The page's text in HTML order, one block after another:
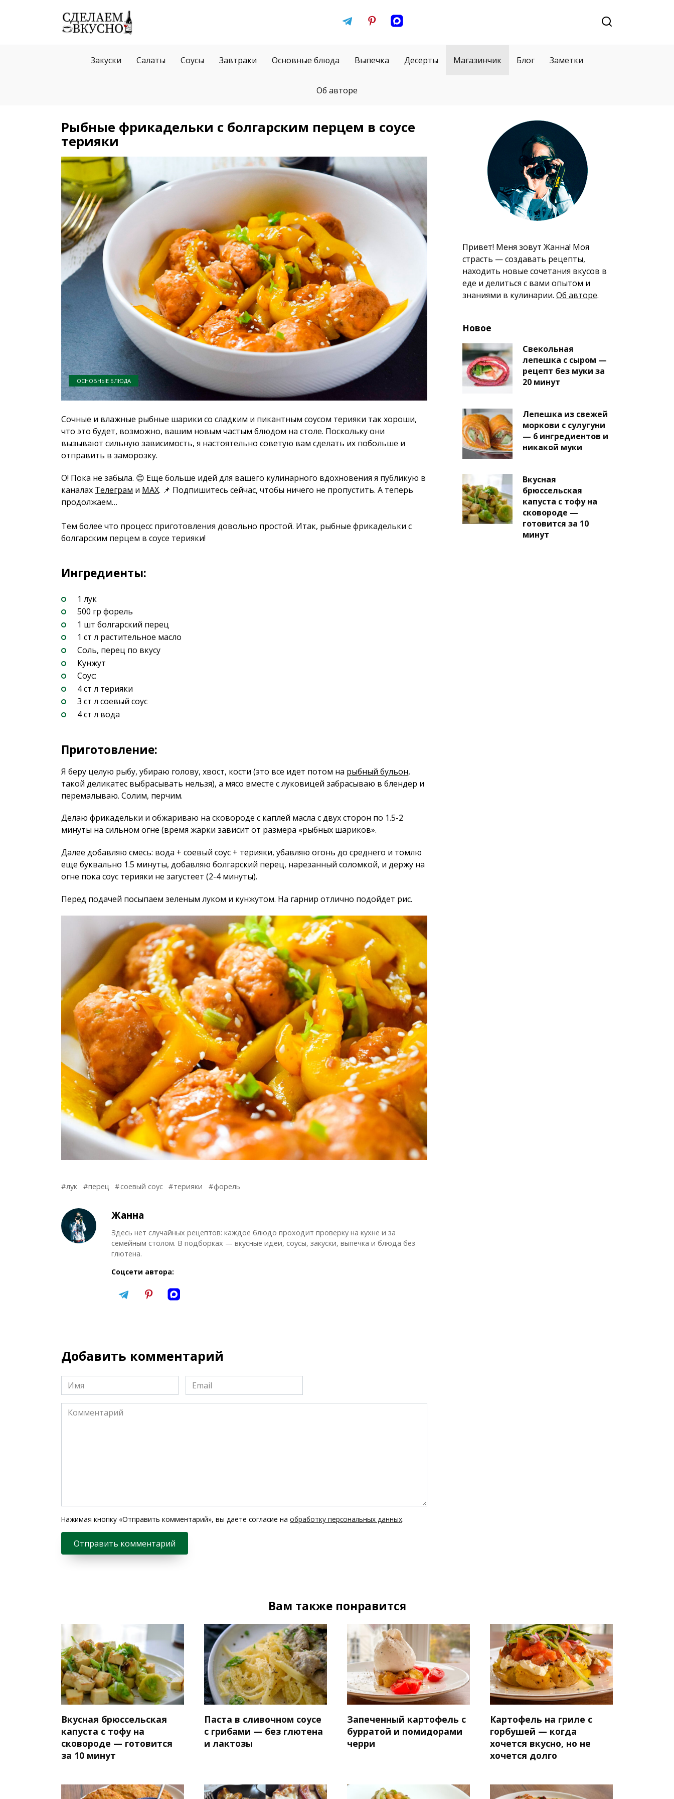
Закуски Салаты Соусы Завтраки Основные блюда Выпечка Десерты Магазинчик Блог Заметки
Об авторе
Рыбные фрикадельки с болгарским перцем в соусе
терияки
ОСНОВНЫЕ БЛЮДА
Сочные и влажные рыбные шарики со сладким и пикантным соусом терияки так хороши,
что это будет, возможно, вашим новым частым блюдом на столе. Поскольку они
вызывают сильную зависимость, я настоятельно советую вам сделать их побольше и
отправить в заморозку.
О! Пока не забыла. 😊 Еще больше идей для вашего кулинарного вдохновения я публикую в
каналах Телеграм и MAX. 📌 Подпишитесь сейчас, чтобы ничего не пропустить. А теперь
продолжаем…
Тем более что процесс приготовления довольно простой. Итак, рыбные фрикадельки с
болгарским перцем в соусе терияки!
Ингредиенты:
1 лук
500 гр форель
1 шт болгарский перец
1 ст л растительное масло
Соль, перец по вкусу
Кунжут
Соус:
4 ст л терияки
3 ст л соевый соус
4 ст л вода
Приготовление:
Я беру целую рыбу, убираю голову, хвост, кости (это все идет потом на рыбный бульон,
такой деликатес выбрасывать нельзя), а мясо вместе с луковицей забрасываю в блендер и
перемалываю. Солим, перчим.
Делаю фрикадельки и обжариваю на сковороде с каплей масла с двух сторон по 1.5-2
минуты на сильном огне (время жарки зависит от размера «рыбных шариков».
Далее добавляю смесь: вода + соевый соус + терияки, убавляю огонь до среднего и томлю
еще буквально 1.5 минуты, добавляю болгарский перец, нарезанный соломкой, и держу на
огне пока соус терияки не загустеет (2-4 минуты).
Перед подачей посыпаем зеленым луком и кунжутом. На гарнир отлично подойдет рис.
лук перец соевый соус терияки форель
Жанна
Здесь нет случайных рецептов: каждое блюдо проходит проверку на кухне и за
семейным столом. В подборках — вкусные идеи, соусы, закуски, выпечка и блюда без
глютена.
Соцсети автора:
Добавить комментарий
Имя
*
Email
*
Комментарий
Нажимая кнопку «Отправить комментарий», вы даете согласие на обработку персональных данных.
Привет! Меня зовут Жанна! Моя
страсть — создавать рецепты,
находить новые сочетания вкусов в
еде и делиться с вами опытом и
знаниями в кулинарии. Об авторе.
Новое
Свекольная
лепешка с сыром —
рецепт без муки за
20 минут
Лепешка из свежей
моркови с сулугуни
— 6 ингредиентов и
никакой муки
Вкусная
брюссельская
капуста с тофу на
сковороде —
готовится за 10
минут
Вам также понравится
Вкусная брюссельская
капуста с тофу на
сковороде — готовится
за 10 минут
Паста в сливочном соусе
с грибами — без глютена
и лактозы
Запеченный картофель с
бурратой и помидорами
черри
Картофель на гриле с
горбушей — когда
хочется вкусно, но не
хочется долго